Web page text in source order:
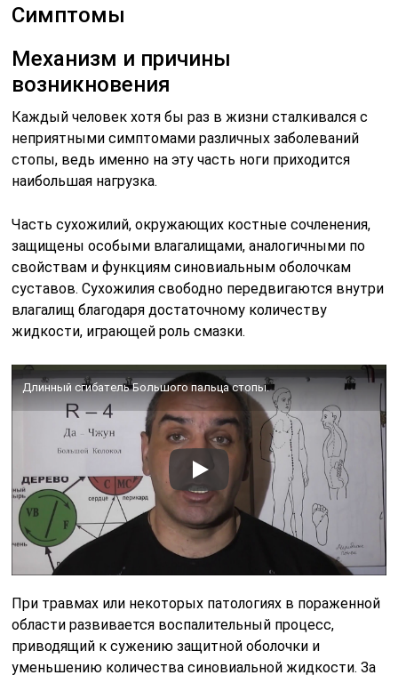
Симптомы
Механизм и причины
возникновения
Каждый человек хотя бы раз в жизни сталкивался с
неприятными симптомами различных заболеваний
стопы, ведь именно на эту часть ноги приходится
наибольшая нагрузка.
Часть сухожилий, окружающих костные сочленения,
защищены особыми влагалищами, аналогичными по
свойствам и функциям синовиальным оболочкам
суставов. Сухожилия свободно передвигаются внутри
влагалищ благодаря достаточному количеству
жидкости, играющей роль смазки.
Длинный сгибатель Большого пальца стопы.
При травмах или некоторых патологиях в пораженной
области развивается воспалительный процесс,
приводящий к сужению защитной оболочки и
уменьшению количества синовиальной жидкости. За